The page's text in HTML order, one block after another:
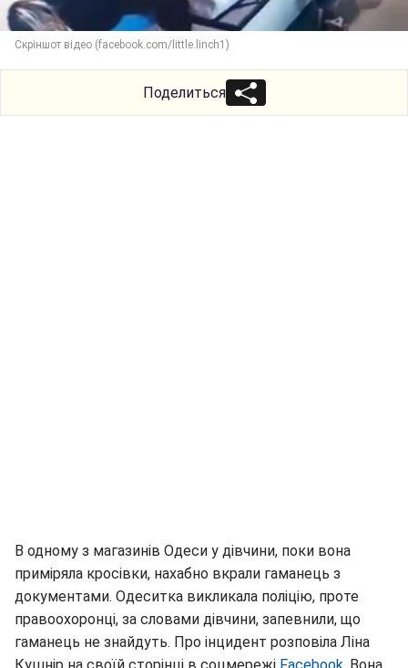
Скріншот відео (facebook.com/little.linch1)
Поделиться
В одному з магазинів Одеси у дівчини, поки вона
приміряла кросівки, нахабно вкрали гаманець з
документами. Одеситка викликала поліцію, проте
правоохоронці, за словами дівчини, запевнили, що
гаманець не знайдуть. Про інцидент розповіла Ліна